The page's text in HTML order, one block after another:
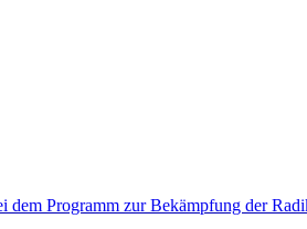
dem Programm zur Bekämpfung der